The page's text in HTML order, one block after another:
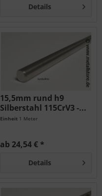
Details
15,5mm rund h9
Silberstahl 115CrV3 -...
Einheit 1 Meter
ab 24,54 € *
Details